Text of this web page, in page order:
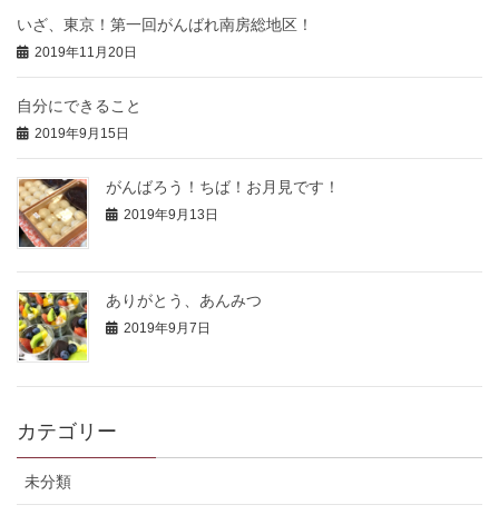
いざ、東京！第一回がんばれ南房総地区！
2019年11月20日
自分にできること
2019年9月15日
がんばろう！ちば！お月見です！
2019年9月13日
ありがとう、あんみつ
2019年9月7日
カテゴリー
未分類